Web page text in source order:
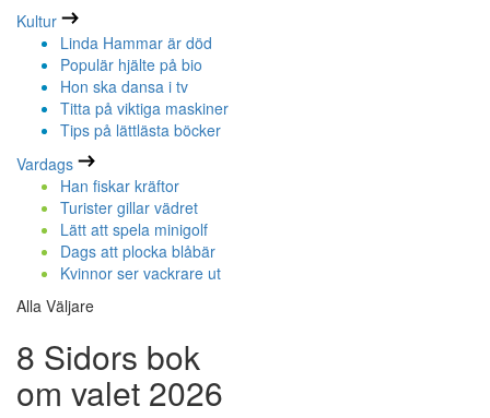
Kultur
Linda Hammar är död
Populär hjälte på bio
Hon ska dansa i tv
Titta på viktiga maskiner
Tips på lättlästa böcker
Vardags
Han fiskar kräftor
Turister gillar vädret
Lätt att spela minigolf
Dags att plocka blåbär
Kvinnor ser vackrare ut
Alla Väljare
8 Sidors bok
om valet 2026